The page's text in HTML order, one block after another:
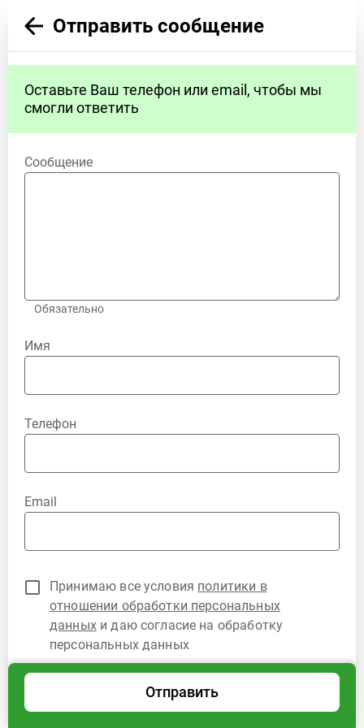
Отправить сообщение
Оставьте Ваш телефон или email, чтобы мы
смогли ответить
Сообщение
Обязательно
Имя
Телефон
Email
Принимаю все условия политики в
отношении обработки персональных
данныхи даю согласие на обработку
персональных данных
Отправить